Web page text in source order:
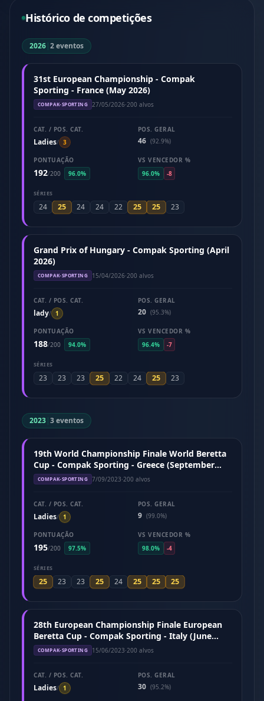
Histórico de competições
2026|2 eventos
31st European Championship - Compak
Sporting - France (May 2026)
COMPAK-SPORTING 27/05/2026·200 alvos
CAT. / POS. CAT.
Ladies/ 3
POS. GERAL
46 (92.9%)
PONTUAÇÃO
192/200 96.0%
VS VENCEDOR %
96.0%
-8
SÉRIES
24 25 24 24 22 25 25 23
Grand Prix of Hungary - Compak Sporting (April
2026)
COMPAK-SPORTING 15/04/2026·200 alvos
CAT. / POS. CAT.
lady/ 1
POS. GERAL
20 (95.3%)
PONTUAÇÃO
188/200 94.0%
VS VENCEDOR %
96.4%
-7
SÉRIES
23 23 23 25 22 24 25 23
2023|3 eventos
19th World Championship Finale World Beretta
Cup - Compak Sporting - Greece (September
2023)
COMPAK-SPORTING 7/09/2023·200 alvos
CAT. / POS. CAT.
Ladies/ 1
POS. GERAL
9 (99.0%)
PONTUAÇÃO
195/200 97.5%
VS VENCEDOR %
98.0%
-4
SÉRIES
25 23 23 25 24 25 25 25
28th European Championship Finale European
Beretta Cup - Compak Sporting - Italy (June
2023)
COMPAK-SPORTING 15/06/2023·200 alvos
CAT. / POS. CAT.
Ladies/ 1
POS. GERAL
30 (95.2%)